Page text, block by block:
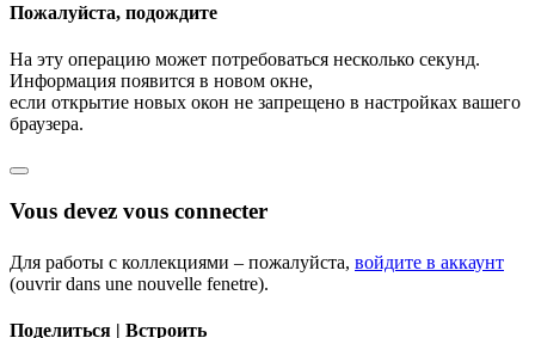
Пожалуйста, подождите
На эту операцию может потребоваться несколько секунд.
Информация появится в новом окне,
если открытие новых окон не запрещено в настройках вашего
браузера.
Vous devez vous connecter
Для работы с коллекциями – пожалуйста, войдите в аккаунт
(ouvrir dans une nouvelle fenetre).
Поделиться | Встроить